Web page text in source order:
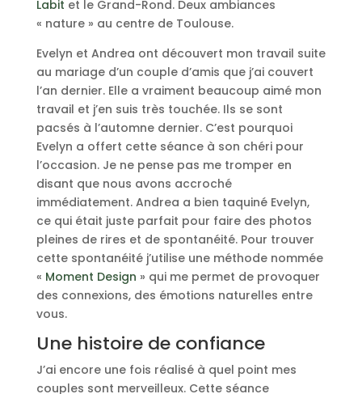
Labit et le Grand-Rond. Deux ambiances
« nature » au centre de Toulouse.
Evelyn et Andrea ont découvert mon travail suite
au mariage d’un couple d’amis que j’ai couvert
l’an dernier. Elle a vraiment beaucoup aimé mon
travail et j’en suis très touchée. Ils se sont
pacsés à l’automne dernier. C’est pourquoi
Evelyn a offert cette séance à son chéri pour
l’occasion. Je ne pense pas me tromper en
disant que nous avons accroché
immédiatement. Andrea a bien taquiné Evelyn,
ce qui était juste parfait pour faire des photos
pleines de rires et de spontanéité. Pour trouver
cette spontanéité j’utilise une méthode nommée
« Moment Design » qui me permet de provoquer
des connexions, des émotions naturelles entre
vous.
Une histoire de confiance
J’ai encore une fois réalisé à quel point mes
couples sont merveilleux. Cette séance